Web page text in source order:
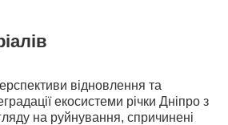
відновлення та
екосистеми річки Дніпро з
на руйнування, спричинені